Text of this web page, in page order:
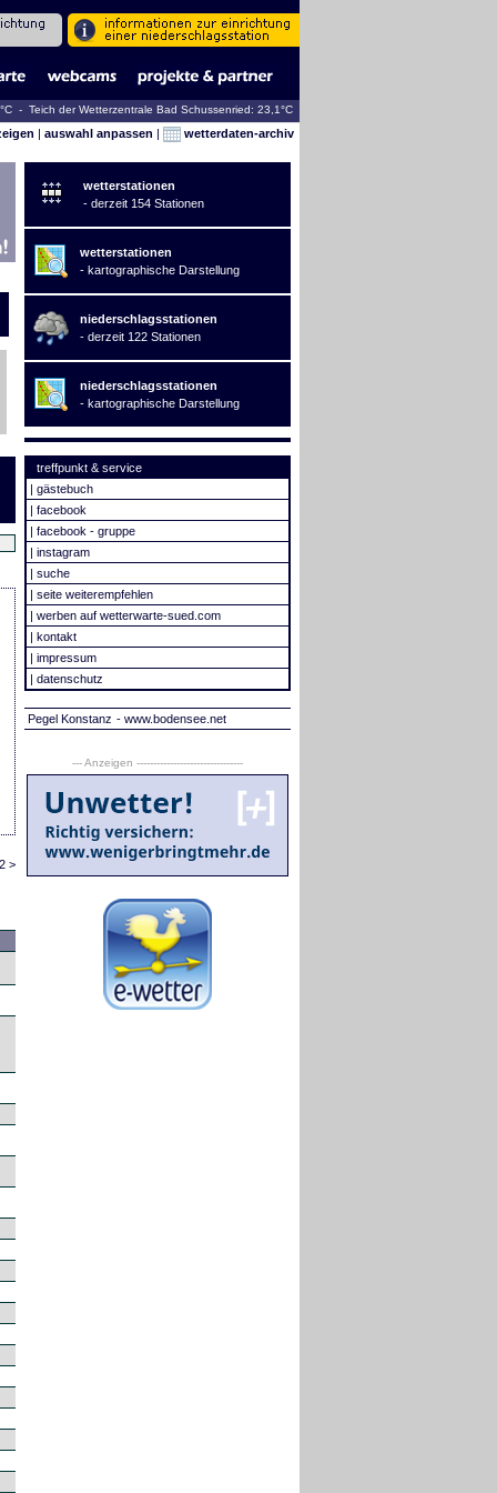
- Teich der Wetterzentrale Bad Schussenried: 23,1°C
| auswahl anpassen | wetterdaten-archiv
>
wetterstationen
- derzeit 154 Stationen
wetterstationen
- kartographische Darstellung
niederschlagsstationen
- derzeit 122 Stationen
niederschlagsstationen
- kartographische Darstellung
treffpunkt & service
| gästebuch
| facebook
| facebook - gruppe
| instagram
| suche
| seite weiterempfehlen
| werben auf wetterwarte-sued.com
| kontakt
| impressum
| datenschutz
Pegel Konstanz - www.bodensee.net
--- Anzeigen --------------------------------